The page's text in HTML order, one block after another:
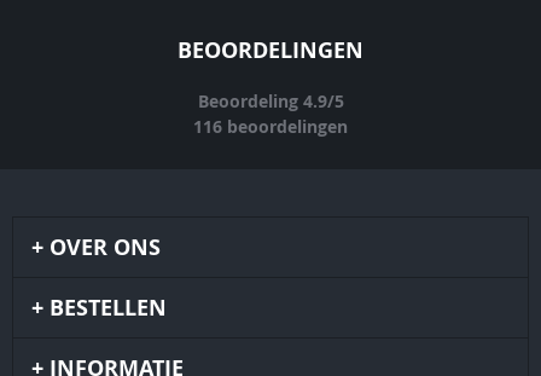
BEOORDELINGEN
Beoordeling 4.9/5
116 beoordelingen
OVER ONS
BESTELLEN
INFORMATIE